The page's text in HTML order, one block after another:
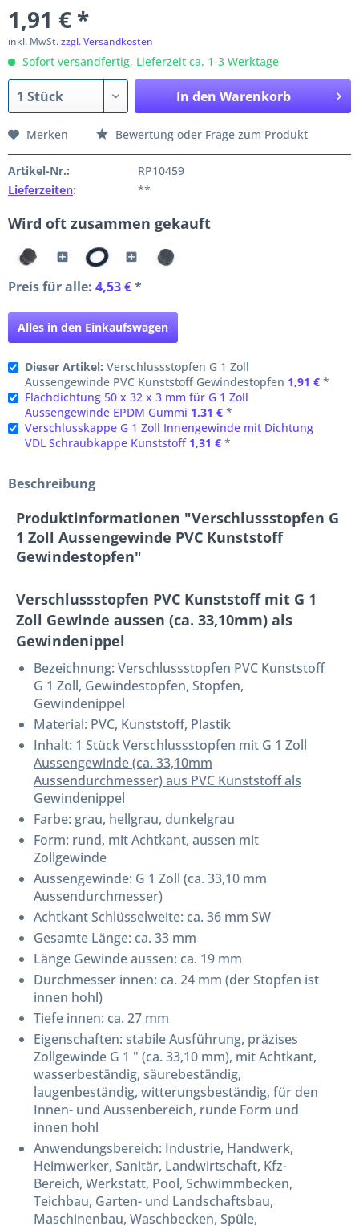
1,91 € *
inkl. MwSt.zzgl. Versandkosten
Sofort versandfertig, Lieferzeit ca. 1-3 Werktage
In den Warenkorb
Merken Bewertung oder Frage zum Produkt
Artikel-Nr.:
RP10459
Lieferzeiten: **
Wird oft zusammen gekauft
Preis für alle: 4,53 €*
Alles in den Einkaufswagen
Dieser Artikel: Verschlussstopfen G 1 Zoll
Aussengewinde PVC Kunststoff Gewindestopfen 1,91 € *
Flachdichtung 50 x 32 x 3 mm für G 1 Zoll
Aussengewinde EPDM Gummi 1,31 € *
Verschlusskappe G 1 Zoll Innengewinde mit Dichtung
VDL Schraubkappe Kunststoff 1,31 € *
Beschreibung
Produktinformationen "Verschlussstopfen G
1 Zoll Aussengewinde PVC Kunststoff
Gewindestopfen"
Verschlussstopfen PVC Kunststoff mit G 1
Zoll Gewinde aussen (ca. 33,10mm) als
Gewindenippel
Bezeichnung: Verschlussstopfen PVC Kunststoff
G 1 Zoll, Gewindestopfen, Stopfen,
Gewindenippel
Material: PVC, Kunststoff, Plastik
Inhalt: 1 Stück Verschlussstopfen mit G 1 Zoll
Aussengewinde (ca. 33,10mm
Aussendurchmesser) aus PVC Kunststoff als
Gewindenippel
Farbe: grau, hellgrau, dunkelgrau
Form: rund, mit Achtkant, aussen mit
Zollgewinde
Aussengewinde: G 1 Zoll (ca. 33,10 mm
Aussendurchmesser)
Achtkant Schlüsselweite: ca. 36 mm SW
Gesamte Länge: ca. 33 mm
Länge Gewinde aussen: ca. 19 mm
Durchmesser innen: ca. 24 mm (der Stopfen ist
innen hohl)
Tiefe innen: ca. 27 mm
Eigenschaften: stabile Ausführung, präzises
Zollgewinde G 1 " (ca. 33,10 mm), mit Achtkant,
wasserbeständig, säurebeständig,
laugenbeständig, witterungsbeständig, für den
Innen- und Aussenbereich, runde Form und
innen hohl
Anwendungsbereich: Industrie, Handwerk,
Heimwerker, Sanitär, Landwirtschaft, Kfz-
Bereich, Werkstatt, Pool, Schwimmbecken,
Teichbau, Garten- und Landschaftsbau,
Maschinenbau, Waschbecken, Spüle,